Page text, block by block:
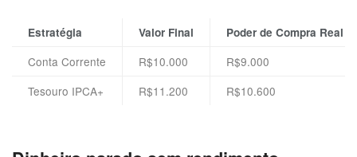
Estratégia Valor Final Poder de Compra Real
Conta Corrente R$10.000
R$9.000
Tesouro IPCA+
R$11.200 R$10.600